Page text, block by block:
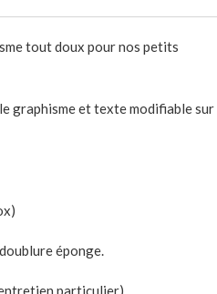
tout doux pour nos petits
graphisme et texte modifiable sur
éponge.
particulier)